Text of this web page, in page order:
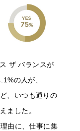
ザ バランスが
の人が、
、いつも通りの
ました。
由に、仕事に集